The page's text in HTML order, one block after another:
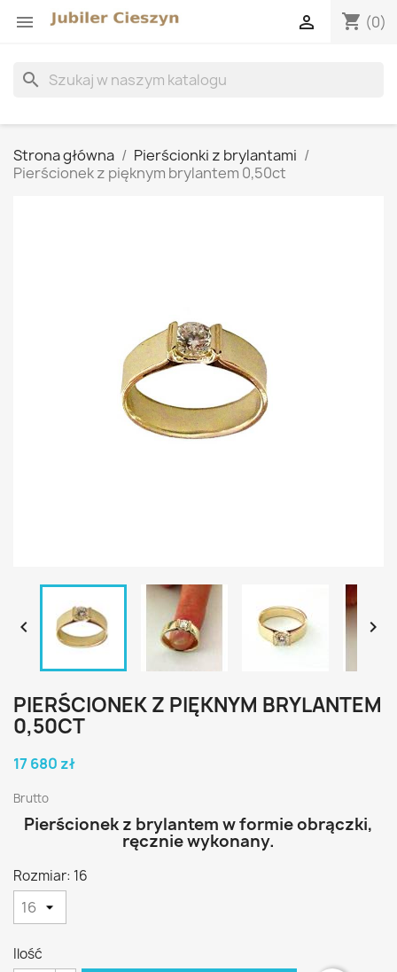
 shopping_cart (0)

search
Strona główna
Pierścionki z brylantami
Pierścionek z pięknym brylantem 0,50ct
 
PIERŚCIONEK Z PIĘKNYM BRYLANTEM
0,50CT
17 680 zł
Brutto
Pierścionek z brylantem w formie obrączki,
ręcznie wykonany.
Rozmiar: 16
Ilość